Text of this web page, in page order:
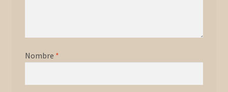
Nombre *